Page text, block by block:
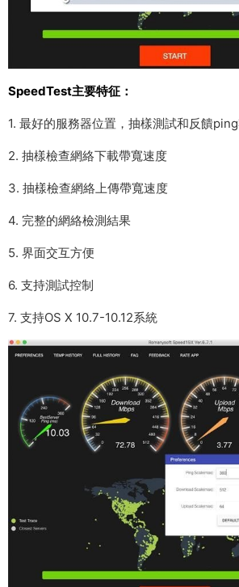
SpeedTest主要特征：
1. 最好的服務器位置，抽樣測試和反饋
2. 抽樣檢查網絡下載帶寬速度
3. 抽樣檢查網絡上傳帶寬速度
4. 完整的網絡檢測結果
5. 界面交互方便
6. 支持測試控制
7. 支持OS X 10.7-10.12系統